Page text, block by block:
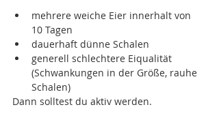
mehrere weiche Eier innerhalt von
10 Tagen
dauerhaft dünne Schalen
generell schlechtere Eiqualität
(Schwankungen in der Größe, rauhe
Schalen)
Dann solltest du aktiv werden.